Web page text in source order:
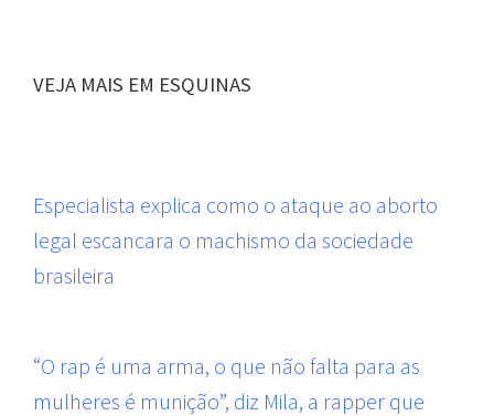
VEJA MAIS EM ESQUINAS
Especialista explica como o ataque ao aborto
legal escancara o machismo da sociedade
brasileira
“O rap é uma arma, o que não falta para as
mulheres é munição”, diz Mila, a rapper que